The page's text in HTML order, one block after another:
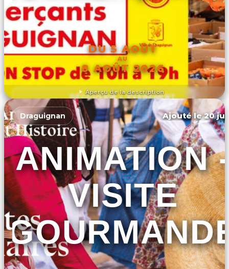
Aperçu de la description
DU 5 AOÛT
AU
8 AOÛT 2026
DÉCOUVRIR L'ÉVÉNEMENT
Draguignan Ajouté le 20
ANIMATION
VISITE